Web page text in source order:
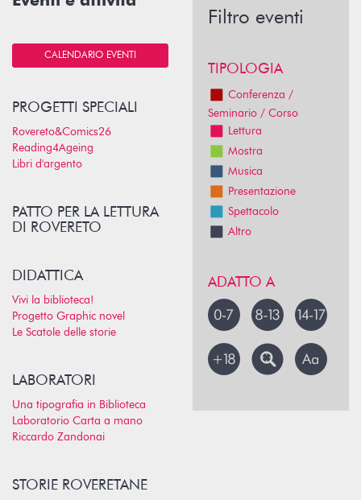
CALENDARIO EVENTI
PROGETTI SPECIALI
Rovereto&Comics26
Reading4Ageing
Libri d'argento
PATTO PER LA LETTURA
DI ROVERETO
DIDATTICA
Vivi la biblioteca!
Progetto Graphic novel
Le Scatole delle storie
LABORATORI
Una tipografia in Biblioteca
Laboratorio Carta a mano
Riccardo Zandonai
STORIE ROVERETANE
Filtro eventi
TIPOLOGIA
Conferenza /
Seminario / Corso
Lettura
Mostra
Musica
Presentazione
Spettacolo
Altro
ADATTO A